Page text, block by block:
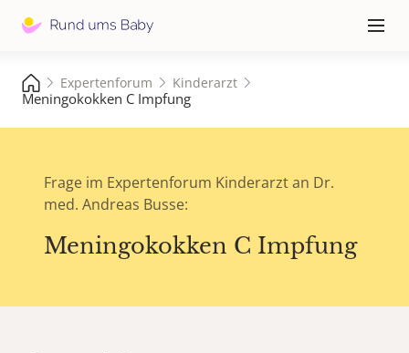
≡
Expertenforum Kinderarzt
Meningokokken C Impfung
Frage im Expertenforum Kinderarzt an Dr.
med. Andreas Busse:
Meningokokken C Impfung